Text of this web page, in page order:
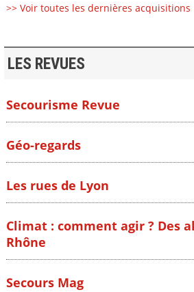
>> Voir toutes les dernières acquisitions
LES REVUES
Secourisme Revue
Géo-regards
Les rues de Lyon
Climat : comment agir ? Des
Rhône
Secours Mag